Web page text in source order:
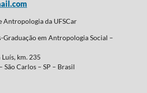
Antropologia da UFSCar
Graduação em Antropologia Social –
km. 235
São Carlos – SP – Brasil